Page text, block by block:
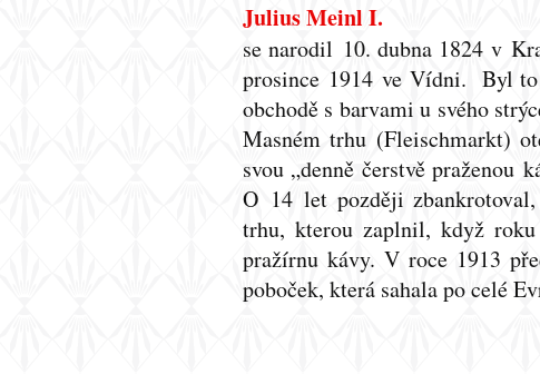
Julius Meinl I.
se narodil 10. dubna 1824 v
prosince 1914 ve Vídni. Byl
obchodě s barvami u svého
Masném trhu (Fleischmarkt)
svou „denně čerstvě praženou
O 14 let později
trhu, kterou zaplnil, když
pražírnu kávy. V roce 1913
poboček, která sahala po celé